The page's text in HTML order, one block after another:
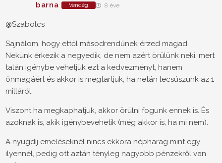
barna Vendég 8 éve
@Szabolcs
Sajnálom, hogy ettől másodrendűnek érzed magad.
Nekünk érkezik a negyedik, de nem azért örülünk neki, mert
talán igénybe vehetjük ezt a kedvezményt, hanem
önmagáért és akkor is megtartjuk, ha netán lecsúszunk az 1
milláról.
Viszont ha megkaphatjuk, akkor örülni fogunk ennek is. És
azoknak is, akik igénybevehetik (még akkor is, ha mi nem).
A nyugdíj emeléseknél nincs ekkora népharag mint egy
ilyennél, pedig ott aztán tényleg nagyobb pénzekről van